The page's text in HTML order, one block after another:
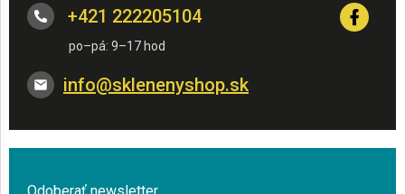
info@sklenenyshop.sk
+421 222205104